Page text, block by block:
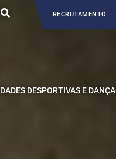
RECRUTAMENTO
DESPORTIVAS E DANÇA